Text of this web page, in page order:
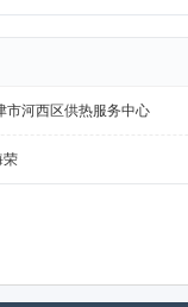
市河西区供热服务中心
荣